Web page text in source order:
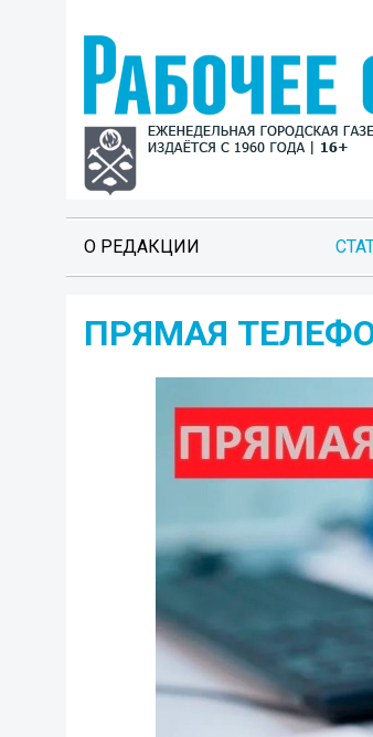
О РЕДАКЦИИ
ПРЯМАЯ